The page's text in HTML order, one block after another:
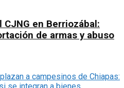
en Berriozábal:
de armas y abuso